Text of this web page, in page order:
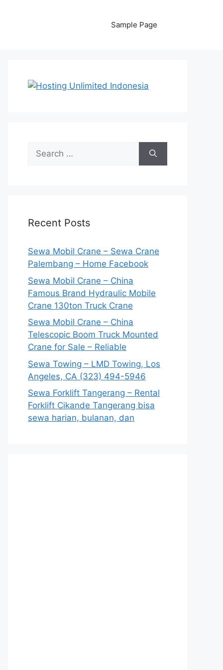
Sample Page
Search
for:
Recent Posts
Sewa Mobil Crane – Sewa Crane
Palembang – Home Facebook
Sewa Mobil Crane – China
Famous Brand Hydraulic Mobile
Crane 130ton Truck Crane
Sewa Mobil Crane – China
Telescopic Boom Truck Mounted
Crane for Sale – Reliable
Sewa Towing – LMD Towing, Los
Angeles, CA (323) 494-5946
Sewa Forklift Tangerang – Rental
Forklift Cikande Tangerang bisa
sewa harian, bulanan, dan